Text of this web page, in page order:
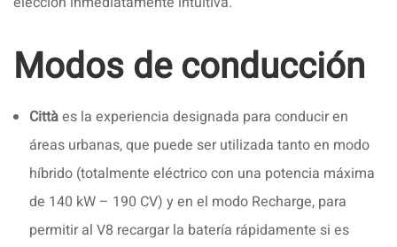
Modos de conducción
Cittàes la experiencia designada para conducir en
áreas urbanas, que puede ser utilizada tanto en modo
híbrido (totalmente eléctrico con una potencia máxima
de 140 kW – 190 CV) y en el modo Recharge, para
permitir al V8 recargar la batería rápidamente si es